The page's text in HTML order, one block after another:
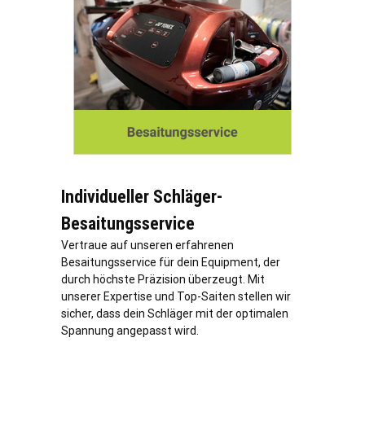
Individueller Schläger-
Besaitungsservice
Vertraue auf unseren erfahrenen
Besaitungsservice für dein Equipment, der
durch höchste Präzision überzeugt. Mit
unserer Expertise und Top-Saiten stellen wir
sicher, dass dein Schläger mit der optimalen
Spannung angepasst wird.